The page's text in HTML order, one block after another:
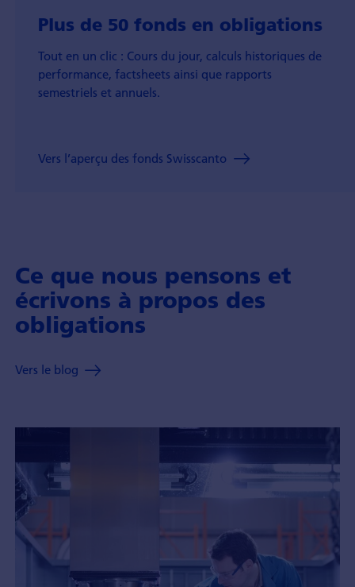
Plus de 50 fonds en obligations
Tout en un clic : Cours du jour, calculs historiques de
performance, factsheets ainsi que rapports
semestriels et annuels.
Vers l’aperçu des fonds Swisscanto
Ce que nous pensons et
écrivons à propos des
obligations
Vers le blog